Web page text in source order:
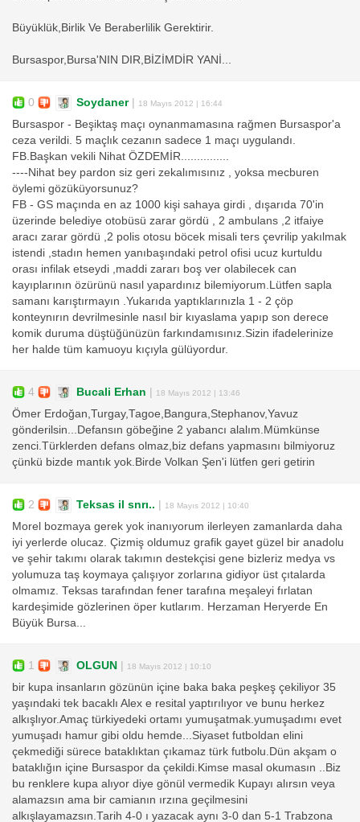
Büyüklük,Birlik Ve Beraberlilik Gerektirir.
Bursaspor,Bursa'NIN DIR,BİZİMDİR YANİ...
0 Soydaner| 18 Mayıs 2012 | 16:44
Bursaspor - Beşiktaş maçı oynanmamasına rağmen Bursaspor'a
ceza verildi. 5 maçlık cezanın sadece 1 maçı uygulandı.
FB.Başkan vekili Nihat ÖZDEMİR...............
----Nihat bey pardon siz geri zekalımısınız , yoksa mecburen
öylemi gözüküyorsunuz?
FB - GS maçında en az 1000 kişi sahaya girdi , dışarıda 70'in
üzerinde belediye otobüsü zarar gördü , 2 ambulans ,2 itfaiye
aracı zarar gördü ,2 polis otosu böcek misali ters çevrilip yakılmak
istendi ,stadın hemen yanıbaşındaki petrol ofisi ucuz kurtuldu
orası infilak etseydi ,maddi zararı boş ver olabilecek can
kayıplarının özürünü nasıl yapardınız bilemiyorum.Lütfen sapla
samanı karıştırmayın .Yukarıda yaptıklarınızla 1 - 2 çöp
konteynırın devrilmesinle nasıl bir kıyaslama yapıp son derece
komik duruma düştüğünüzün farkındamısınız.Sizin ifadelerinize
her halde tüm kamuoyu kıçıyla gülüyordur.
4 Bucali Erhan | 18 Mayıs 2012 | 13:46
Ömer Erdoğan,Turgay,Tagoe,Bangura,Stephanov,Yavuz
gönderilsin...Defansın göbeğine 2 yabancı alalım.Mümkünse
zenci.Türklerden defans olmaz,biz defans yapmasını bilmiyoruz
çünkü bizde mantık yok.Birde Volkan Şen'i lütfen geri getirin
2 Teksas il snrı.. | 18 Mayıs 2012 | 10:40
Morel bozmaya gerek yok inanıyorum ilerleyen zamanlarda daha
iyi yerlerde olucaz. Çizmiş oldumuz grafik gayet güzel bir anadolu
ve şehir takımı olarak takımın destekçisi gene bizleriz medya vs
yolumuza taş koymaya çalışıyor zorlarına gidiyor üst çıtalarda
olmamız. Teksas tarafından fener tarafına meşaleyi fırlatan
kardeşimide gözlerinen öper kutlarım. Herzaman Heryerde En
Büyük Bursa...
1 OLGUN | 18 Mayıs 2012 | 10:10
bir kupa insanların gözünün içine baka baka peşkeş çekiliyor 35
yaşındaki tek bacaklı Alex e resital yaptırılıyor ve bunu herkez
alkışlıyor.Amaç türkiyedeki ortamı yumuşatmak.yumuşadımı evet
yumuşadı hamur gibi oldu hemde...Siyaset futboldan elini
çekmediği sürece bataklıktan çıkamaz türk futbolu.Dün akşam o
bataklığın içine Bursaspor da çekildi.Kimse masal okumasın ..Biz
bu renklere kupa alıyor diye gönül vermedik Kupayı alırsın veya
alamazsın ama bir camianın ırzına geçilmesini
alkışlayamazsın.Tarih 4-0 ı yazacak aynı 3-0 dan 5-1 Trabzona